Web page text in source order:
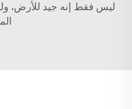
ليس فقط إنه جيد للأرض،